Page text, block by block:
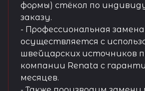
формы) стёкол по
заказу.
- Профессиональная
осуществляется с
швейцарских источников
компании Renata с
месяцев.